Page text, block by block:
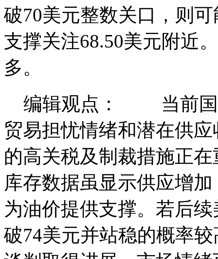
破70美元整数关口，则
支撑关注68.50美元附近
多。
编辑观点： 当前国
贸易担忧情绪和潜在供
的高关税及制裁措施
库存数据虽显示供应增
为油价提供支撑。若后
破74美元并站稳的概率